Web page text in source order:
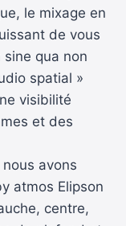
le mixage en
de vous
sine qua non
spatial »
visibilité
et des
avons
atmos Elipson
centre,